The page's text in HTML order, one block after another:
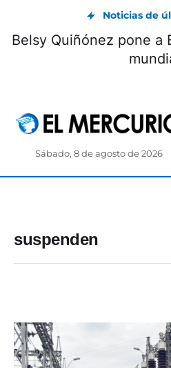
Noticias de
Belsy Quiñónez pone a
Sábado, 8 de agosto de 2026
suspenden